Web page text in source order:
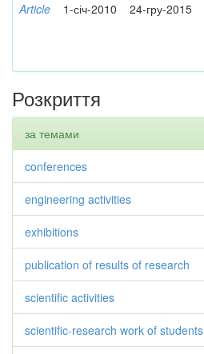
Article 1-січ-2010 24-гру-2015
Розкриття
за темами
conferences
engineering activities
exhibitions
publication of results of research
scientific activities
scientific-research work of students